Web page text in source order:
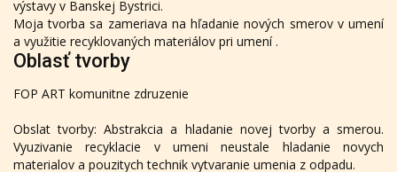
výstavy v Banskej Bystrici.
Moja tvorba sa zameriava na hľadanie nových smerov v umení
a využitie recyklovaných materiálov pri umení .
Oblasť tvorby
FOP ART komunitne zdruzenie
Obslat tvorby: Abstrakcia a hladanie novej tvorby a smerou.
Vyuzivanie recyklacie v umeni neustale hladanie novych
materialov a pouzitych technik vytvaranie umenia z odpadu.